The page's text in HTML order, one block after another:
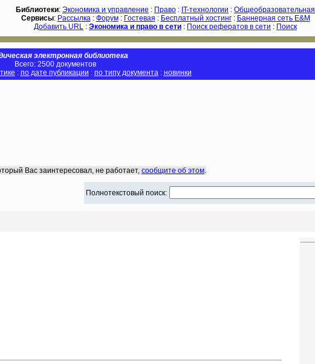
Библиотеки: Экономика и управление : Право : IT-технологии : Общеобразовательная
Сервисы: Рассылка: Форум: Гостевая : Бесплатный хостинг: Баннерная сеть E&M
Добавить URL : Экономика и право в сети : Поиск рефератов в сети : Поиск
электронная библиотека
Всего: 2500 документов
: по дате публикации : по типу документа: новинки
Вас заинтересовал, не работает, сообщите об этом.
Полнотекстовый поиск: